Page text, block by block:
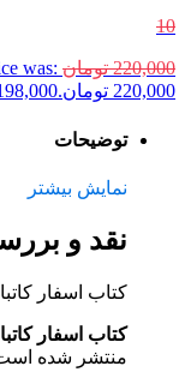
10
220,000 تومان was:
220,000 تومان.
توضیحات
نمایش بیشتر
نقد و
کتاب اسفار
کتاب اسفار
منتشر شده